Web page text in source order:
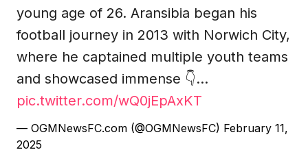
young age of 26. Aransibia began his
football journey in 2013 with Norwich City,
where he captained multiple youth teams
and showcased immense 👇…
pic.twitter.com/wQ0jEpAxKT
— OGMNewsFC.com (@OGMNewsFC) February 11,
2025